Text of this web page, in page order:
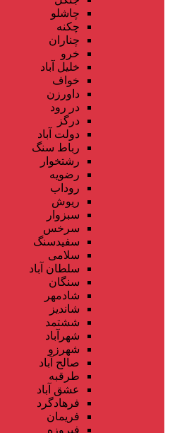
چاشلو
چکنه
چناران
خرو
خلیل آباد
خواف
داورزن
در رود
درگز
دولت آباد
رباط سنگ
رشتخوار
رضویه
روداب
ریوش
سبزوار
سرخس
سفیدسنگ
سلامی
سلطان آباد
سنگان
شادمهر
شاندیز
ششتمد
شهرآباد
شهرزو
صالح آباد
طرقبه
عشق آباد
فرهادگرد
فریمان
فیروزه